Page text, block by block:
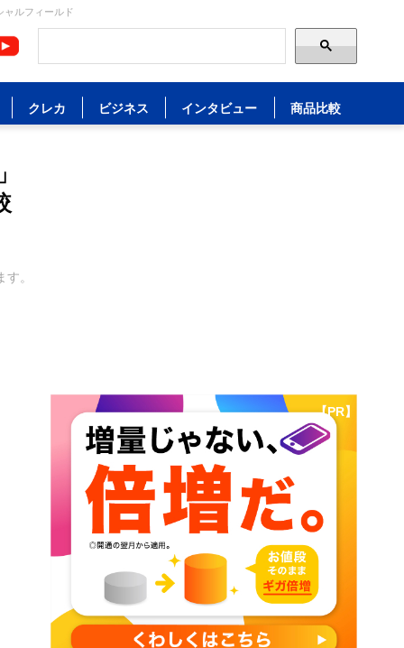
ャルフィールド
クレカ ビジネス インタビュー 商品比較
。
【PR】